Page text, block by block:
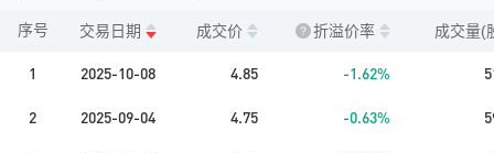
序号 交易日期 成交价 折溢价率 成交量(
1 2025-10-08 4.85 -1.62%
2 2025-09-04 4.75 -0.63%